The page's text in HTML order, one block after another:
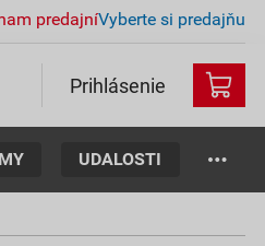
predajníVyberte si predajňu
Prihlásenie
UDALOSTI